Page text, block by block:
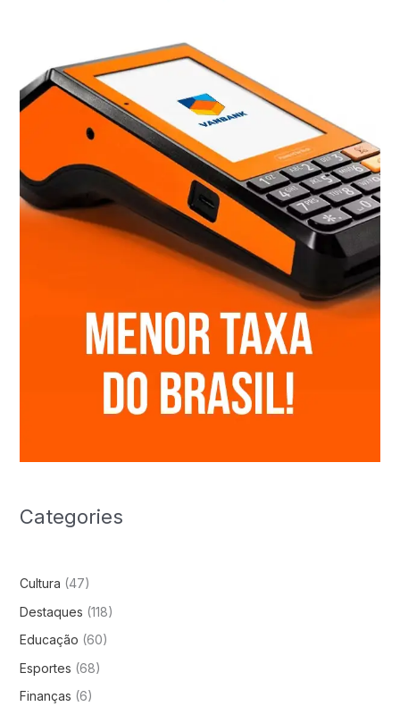
Categories
Cultura (47)
Destaques (118)
Educação (60)
Esportes (68)
Finanças (6)